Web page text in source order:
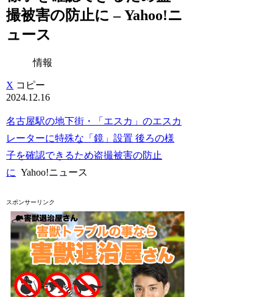
撮被害の防止に – Yahoo!ニ
ュース
情報
X コピー
2024.12.16
名古屋駅の地下街・「エスカ」のエスカ
レーターに特殊な「鏡」設置 後ろの様
子を確認できるため盗撮被害の防止
に Yahoo!ニュース
スポンサーリンク